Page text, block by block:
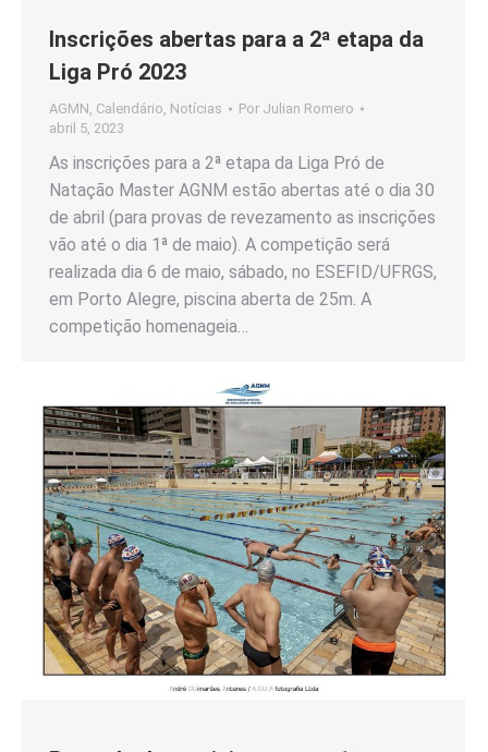
Inscrições abertas para a 2ª etapa da
Liga Pró 2023
AGMN Calendário Notícias Por Julian Romero
abril 5, 2023
As inscrições para a 2ª etapa da Liga Pró de
Natação Master AGNM estão abertas até o dia 30
de abril (para provas de revezamento as inscrições
vão até o dia 1ª de maio). A competição será
realizada dia 6 de maio, sábado, no ESEFID/UFRGS,
em Porto Alegre, piscina aberta de 25m. A
competição homenageia…